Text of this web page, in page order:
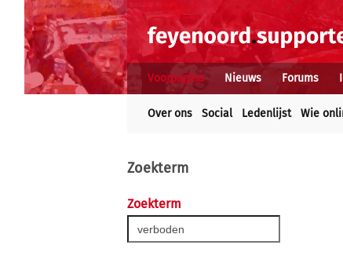
Voorpagina Nieuws Forums
Over ons Social Ledenlijst Wie
Zoekterm
Zoekterm